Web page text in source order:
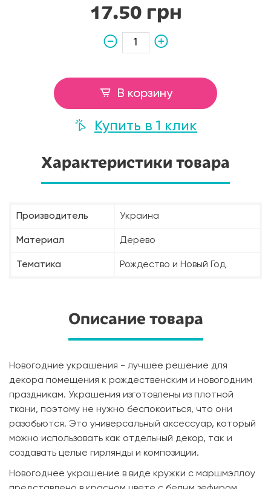
17.50 грн
В корзину
Купить в 1 клик
Характеристики товара
Производитель Украина
Материал Дерево
Тематика Рождество и Новый Год
Описание товара
Новогодние украшения - лучшее решение для
декора помещения к рождественским и новогодним
праздникам. Украшения изготовлены из плотной
ткани, поэтому не нужно беспокоиться, что они
разобьются. Это универсальный аксессуар, который
можно использовать как отдельный декор, так и
создавать целые гирлянды и композиции.
Новогоднее украшение в виде кружки с маршмэллоу